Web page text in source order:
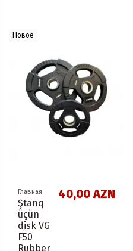
Новое
Главная
Ştanq
üçün
disk VG
F50
Rubber
40,00 AZN